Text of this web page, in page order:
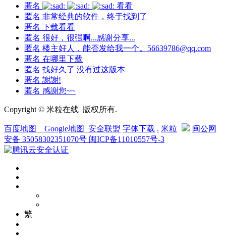
匿名
看看
匿名 非常经典的软件，终于找到了
匿名 下载看看
匿名 很好，很强啊...感谢分享...
匿名 楼主好人，能否发给我一个。56639786@qq.com
匿名 在哪里下载
匿名 找好久了 没有过这版本
匿名 謝謝!
匿名 感謝您~~
Copyright © 米粒在线 版权所有.
百度地图 Google地图 安全联盟 字体下载 . 米粒
闽公网
安备 35058302351070号 闽ICP备11010557号-3
繁